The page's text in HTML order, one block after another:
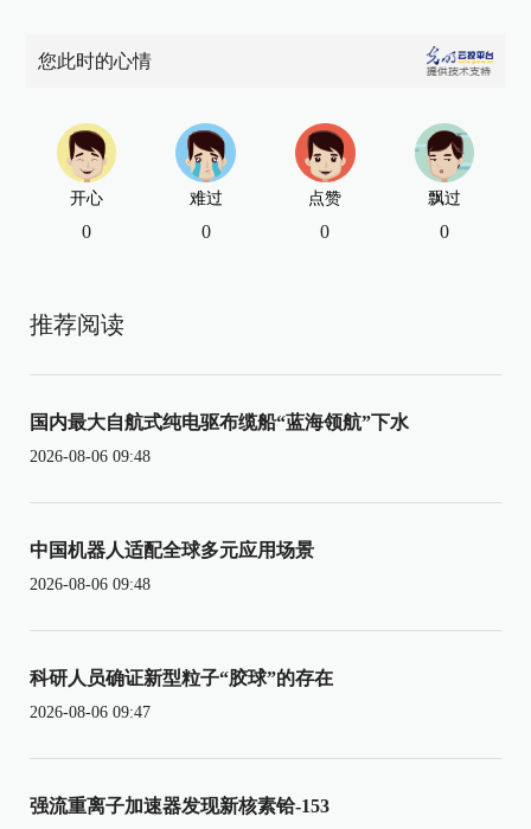
您此时的心情
开心
0
难过
0
点赞
0
飘过
0
推荐阅读
国内最大自航式纯电驱布缆船“蓝海领航”下水
2026-08-06 09:48
中国机器人适配全球多元应用场景
2026-08-06 09:48
科研人员确证新型粒子“胶球”的存在
2026-08-06 09:47
强流重离子加速器发现新核素铪-153